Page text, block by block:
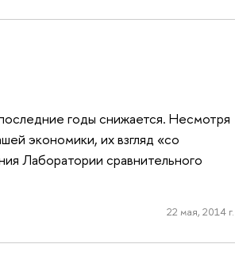
годы снижается. Несмотря
экономики, их взгляд «со
Лаборатории сравнительного
22 мая, 2014 г.